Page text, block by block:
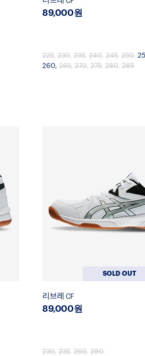
89,000원
225,230,235,240,245,250,
260,265,270,275,280,285
SOLD OUT
리브레 CF
89,000원
230,235,260,280